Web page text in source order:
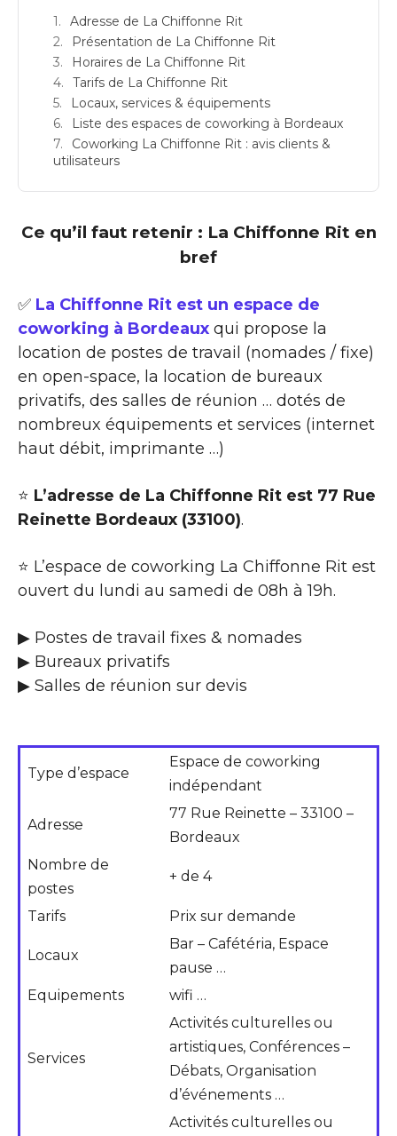
Adresse de La Chiffonne Rit
Présentation de La Chiffonne Rit
Horaires de La Chiffonne Rit
Tarifs de La Chiffonne Rit
Locaux, services & équipements
Liste des espaces de coworking à Bordeaux
Coworking La Chiffonne Rit : avis clients &
utilisateurs
Ce qu’il faut retenir : La Chiffonne Rit en
bref
✅ La Chiffonne Rit est un espace de
coworking à Bordeaux qui propose la
location de postes de travail (nomades / fixe)
en open-space, la location de bureaux
privatifs, des salles de réunion … dotés de
nombreux équipements et services (internet
haut débit, imprimante …)
⭐ L’adresse de La Chiffonne Rit est 77 Rue
Reinette Bordeaux (33100).
⭐ L’espace de coworking La Chiffonne Rit est
ouvert du lundi au samedi de 08h à 19h.
▶ Postes de travail fixes & nomades
▶ Bureaux privatifs
▶ Salles de réunion sur devis
Type d’espace
Espace de coworking
indépendant
Adresse
77 Rue Reinette – 33100 –
Bordeaux
Nombre de
postes
+ de 4
Tarifs Prix sur demande
Locaux
Bar – Cafétéria, Espace
pause …
Equipements
wifi …
Services
Activités culturelles ou
artistiques, Conférences –
Débats, Organisation
d’événements …
Activités culturelles ou